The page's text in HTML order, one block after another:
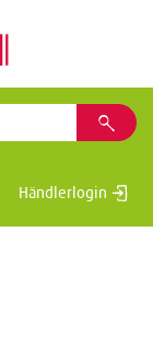
Händlerlogin